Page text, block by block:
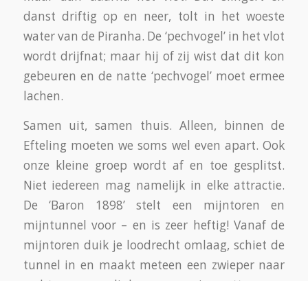
later op de dag nog voor een tweede keer:
gezellig met ons allen nat worden!
In de Vliegende Hollander worden ook weer
alleen de grootsten toegelaten.
We dwalen en zwerven door de Efteling.
Waar zijn we nu en hoe komen we ‘daar’? Om
dat te weten te komen pakken we de
plattegrond er bij – plattegronden, moet ik
zeggen, want de jonge dames willen zelf op de
plattegrond zien, waar we zijn, waar we heen
willen en hoe we daar naartoe moeten lopen.
Ze lezen en begrijpen de plattegrond goed en
vinden dan ook gemakkelijk de BOB, het